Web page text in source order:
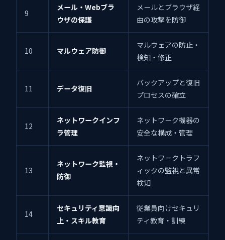
9
メール・Webブラ
ウザの保護
メールとブラウザ経
由の攻撃を防御
10 マルウェア防御
マルウェアの防止・
検知・修正
11 データ復旧
バックアップと復旧
プロセスの確立
12
ネットワークインフ
ラ管理
ネットワーク機器の
安全な構成・管理
13
ネットワーク監視・
防御
ネットワークトラフ
ィックの監視と異常
検知
14
セキュリティ意識向
上・スキル教育
従業員向けセキュリ
ティ教育・訓練